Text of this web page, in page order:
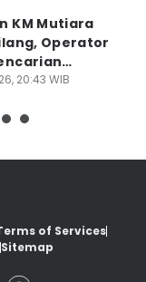
KM Mutiara
Operator
20:43 WIB
of Services
Sitemap